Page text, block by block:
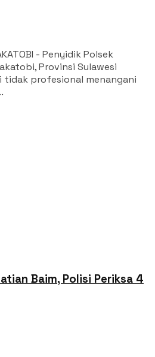
- Penyidik Polsek
Provinsi Sulawesi
tidak profesional menangani
Baim, Polisi Periksa 4